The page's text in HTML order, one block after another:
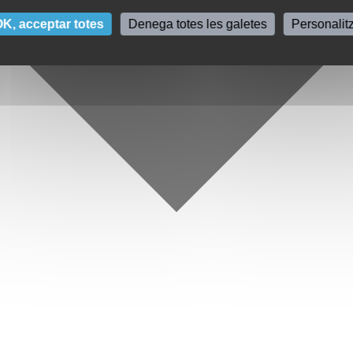
acceptar totes Denega totes les galetes